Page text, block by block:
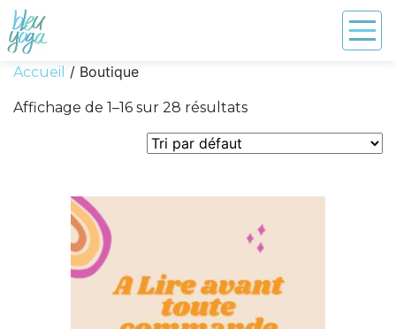
Accueil / Boutique
Affichage de 1–16 sur 28 résultats